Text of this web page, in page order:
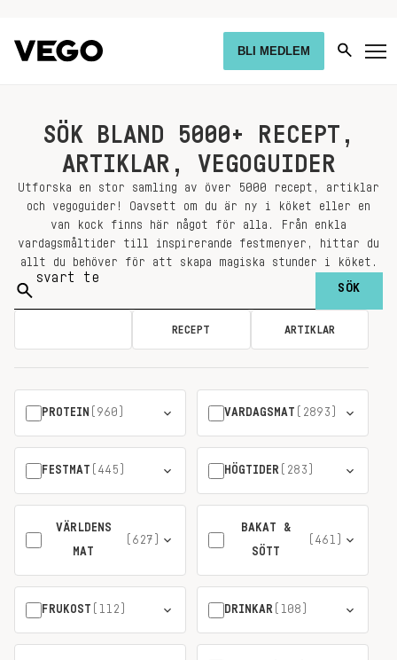
BLI MEDLEM
SÖK BLAND 5000+ RECEPT,
ARTIKLAR, VEGOGUIDER
Utforska en stor samling av över 5000 recept, artiklar
och vegoguider! Oavsett om du är ny i köket eller en
van kock finns här något för alla. Från enkla
vardagsmåltider till inspirerande festmenyer, hittar du
allt du behöver för att skapa magiska stunder i köket.
Sök
på:
RECEPT ARTIKLAR
PROTEIN (960) VARDAGSMAT (2893)
FESTMAT (445) HÖGTIDER (283)
VÄRLDENS
MAT
(627)
BAKAT &
SÖTT
(461)
FRUKOST (112) DRINKAR (108)